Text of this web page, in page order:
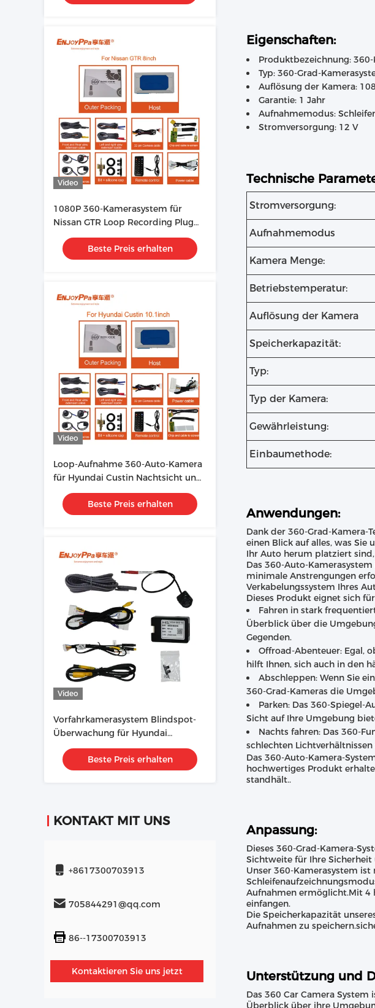
Video
1080P 360-Kamerasystem für
Nissan GTR Loop Recording Plug
And Play Installation
Beste Preis erhalten
Video
Loop-Aufnahme 360-Auto-Kamera
für Hyundai Custin Nachtsicht und
Plug And Play-Installation
Beste Preis erhalten
Video
Vorfahrkamerasystem Blindspot-
Überwachung für Hyundai
Fahrhilfe
Beste Preis erhalten
KONTAKT MIT UNS
+8617300703913
705844291@qq.com
86--17300703913
Kontaktieren Sie uns jetzt
Eigenschaften:
Produktbezeichnung:
Typ: 360-Grad-
Auflösung der Kamera:
Garantie: 1 Jahr
Aufnahmemodus:
Stromversorgung: 12 V
Technische
Stromversorgung:
Aufnahmemodus
Kamera Menge:
Betriebstemperatur:
Auflösung der Kamera
Speicherkapazität:
Typ:
Typ der Kamera:
Gewährleistung:
Einbaumethode:
Anwendungen:
Dank der 360-Grad-Kamera-
einen Blick auf alles, was
Ihr Auto herum platziert
Das 360-Auto-
minimale Anstrengungen
Verkabelungssystem Ihres
Dieses Produkt eignet sich
Fahren in stark
Überblick über die
Gegenden.
Offroad-Abenteuer: Egal,
hilft Ihnen, sich auch in den
Abschleppen: Wenn Sie
360-Grad-Kameras die
Parken: Das 360-Spiegel-
Sicht auf Ihre Umgebung
Nachts fahren: Das 360-
schlechten
Das 360-Auto-Kamera-
hochwertiges Produkt
standhält..
Anpassung:
Dieses 360-Grad-Kamera-
Sichtweite für Ihre
Unser 360-Kamerasystem
Aufnahmen ermöglicht.Mit 4
einfangen.
Die Speicherkapazität
Aufnahmen zu
Unterstützung und
Das 360 Car Camera
Überblick über ihre